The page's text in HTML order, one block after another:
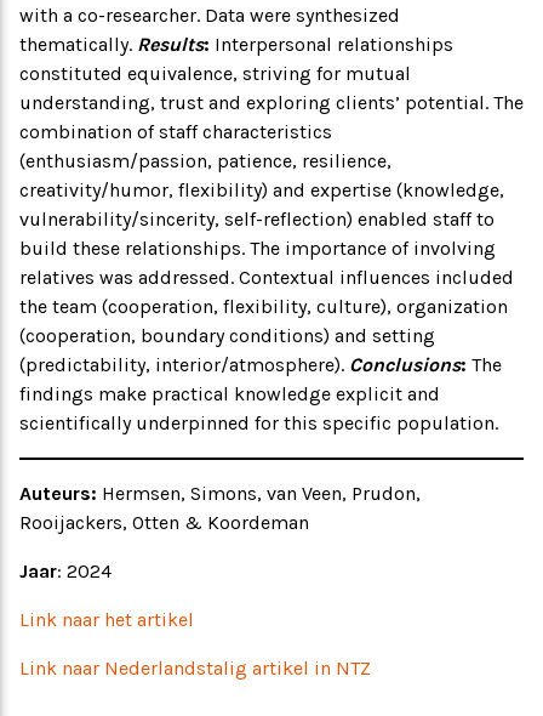
with a co-researcher. Data were synthesized
thematically. Results: Interpersonal relationships
constituted equivalence, striving for mutual
understanding, trust and exploring clients’ potential. The
combination of staff characteristics
(enthusiasm/passion, patience, resilience,
creativity/humor, flexibility) and expertise (knowledge,
vulnerability/sincerity, self-reflection) enabled staff to
build these relationships. The importance of involving
relatives was addressed. Contextual influences included
the team (cooperation, flexibility, culture), organization
(cooperation, boundary conditions) and setting
(predictability, interior/atmosphere). Conclusions: The
findings make practical knowledge explicit and
scientifically underpinned for this specific population.
Auteurs: Hermsen, Simons, van Veen, Prudon,
Rooijackers, Otten & Koordeman
Jaar: 2024
Link naar het artikel
Link naar Nederlandstalig artikel in NTZ